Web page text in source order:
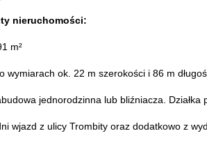
nieruchomości:
m²
wymiarach ok. 22 m szerokości i 86 m
jednorodzinna lub bliźniacza.
wjazd z ulicy Trombity oraz dodatkowo z